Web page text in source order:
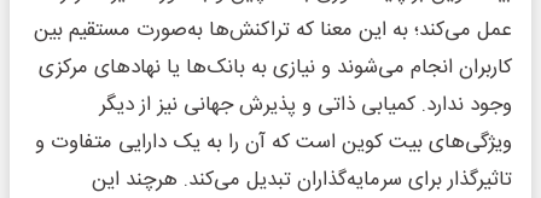
عمل می‌کند؛ به این معنا که تراکنش‌ها به‌صورت مستقیم بین
کاربران انجام می‌شوند و نیازی به بانک‌ها یا نهادهای مرکزی
وجود ندارد. کمیابی ذاتی و پذیرش جهانی‌ نیز از دیگر
ویژگی‌های بیت کوین است که آن را به یک دارایی متفاوت و
تاثیرگذار برای سرمایه‌گذاران تبدیل می‌کند. هرچند این